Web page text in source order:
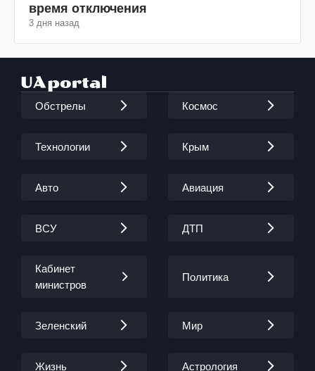
время отключения
3 дня назад
Обстрелы Космос
Технологии Крым
Авто Авиация
ВСУ ДТП
Кабинет
министров
Политика
Зеленский Мир
Жизнь Астрология